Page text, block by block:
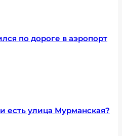
по дороге в аэропорт
есть улица Мурманская?